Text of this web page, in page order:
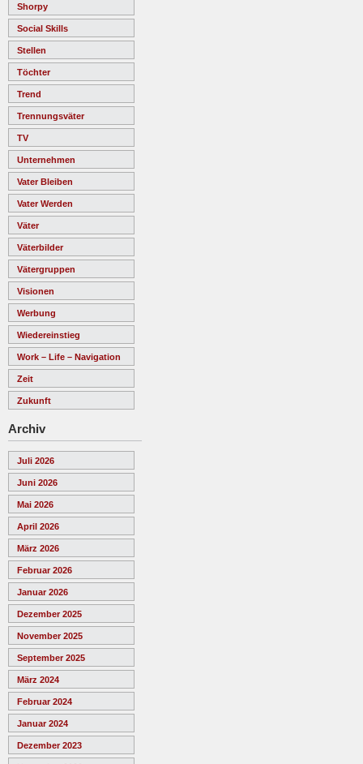
Shorpy
Social Skills
Stellen
Töchter
Trend
Trennungsväter
TV
Unternehmen
Vater Bleiben
Vater Werden
Väter
Väterbilder
Vätergruppen
Visionen
Werbung
Wiedereinstieg
Work – Life – Navigation
Zeit
Zukunft
Archiv
Juli 2026
Juni 2026
Mai 2026
April 2026
März 2026
Februar 2026
Januar 2026
Dezember 2025
November 2025
September 2025
März 2024
Februar 2024
Januar 2024
Dezember 2023